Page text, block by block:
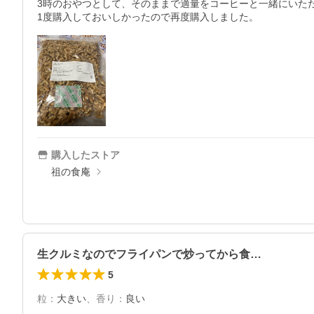
3時のおやつとして、そのままで適量をコーヒーと一緒にいた
購入したストア
祖の食庵
生クルミなのでフライパンで炒ってから食…
5
粒 ： 大きい、 香り ： 良い